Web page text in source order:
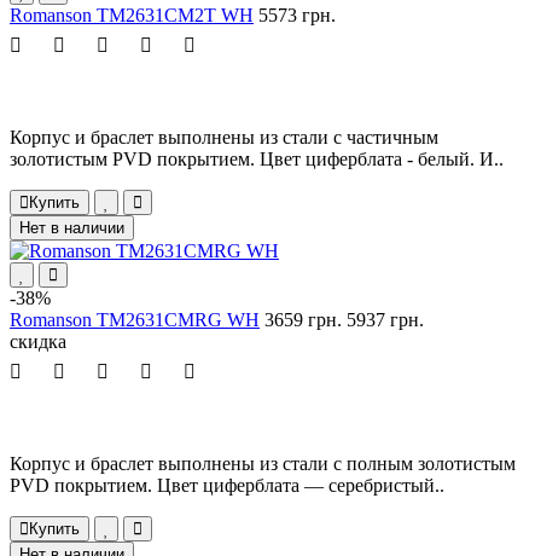
Romanson TM2631CM2T WH 5573 грн.
Корпус и браслет выполнены из стали с частичным
золотистым PVD покрытием. Цвет циферблата - белый. И..
Купить
Нет в наличии
-38%
Romanson TM2631CMRG WH 3659 грн. 5937 грн.
скидка
Корпус и браслет выполнены из стали с полным золотистым
PVD покрытием. Цвет циферблата — серебристый..
Купить